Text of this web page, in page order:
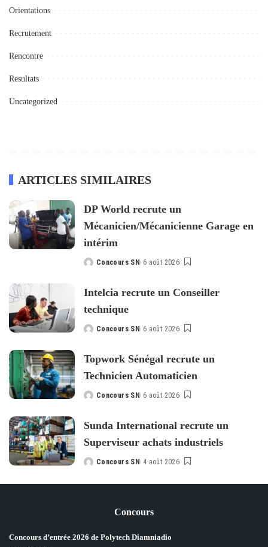
Orientations
Recrutement
Rencontre
Resultats
Uncategorized
ARTICLES SIMILAIRES
DP World recrute un
Mécanicien/Mécanicienne Garage en
intérim
Posted
Concours SN 6 août 2026
Intelcia recrute un Conseiller
technique
Posted
Concours SN 6 août 2026
Topwork Sénégal recrute un
Technicien Automaticien
Posted
Concours SN 6 août 2026
Sunda International recrute un
Superviseur achats industriels
Posted
Concours SN 4 août 2026
Concours
Concours d’entrée 2026 de Polytech Diamniadio